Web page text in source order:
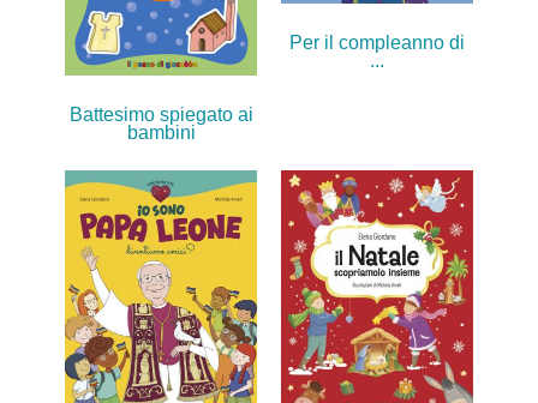
Battesimo spiegato ai
bambini
Per il compleanno di
...